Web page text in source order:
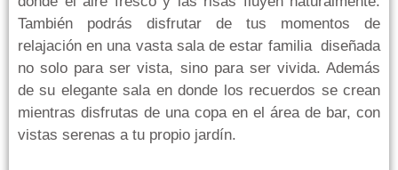
También podrás disfrutar de tus momentos de
relajación en una vasta sala de estar familia diseñada
no solo para ser vista, sino para ser vivida. Además
de su elegante sala en donde los recuerdos se crean
mientras disfrutas de una copa en el área de bar, con
vistas serenas a tu propio jardín.